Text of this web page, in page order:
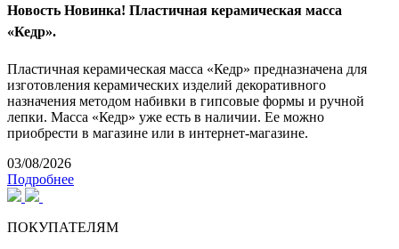
Новость Новинка! Пластичная керамическая масса
«Кедр».
Пластичная керамическая масса «Кедр» предназначена для
изготовления керамических изделий декоративного
назначения методом набивки в гипсовые формы и ручной
лепки. Масса «Кедр» уже есть в наличии. Ее можно
приобрести в магазине или в интернет-магазине.
03/08/2026
Подробнее
ПОКУПАТЕЛЯМ